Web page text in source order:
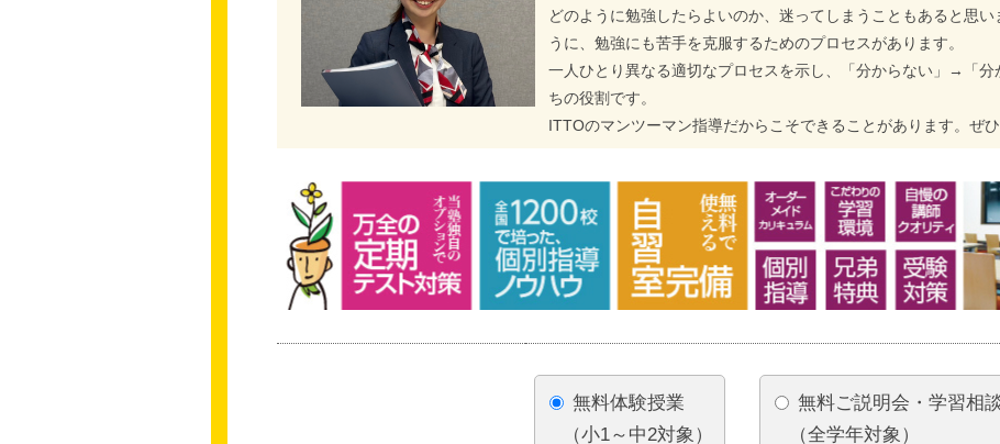
どのように勉強したらよいのか、迷ってしまうこともあると思い
うに、勉強にも苦手を克服するためのプロセスがあります。
一人ひとり異なる適切なプロセスを示し、「分からない」→「分
ちの役割です。
ITTOのマンツーマン指導だからこそできることがあります。ぜ
無料体験授業
（小1～中2対象）
無料ご説明会・学習相
（全学年対象）